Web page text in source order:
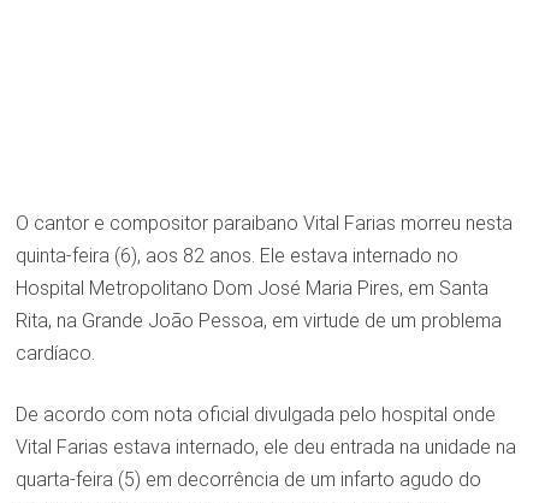
O cantor e compositor paraibano Vital Farias morreu nesta
quinta-feira (6), aos 82 anos. Ele estava internado no
Hospital Metropolitano Dom José Maria Pires, em Santa
Rita, na Grande João Pessoa, em virtude de um problema
cardíaco.
De acordo com nota oficial divulgada pelo hospital onde
Vital Farias estava internado, ele deu entrada na unidade na
quarta-feira (5) em decorrência de um infarto agudo do